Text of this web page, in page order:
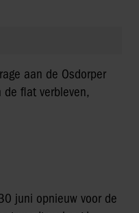
aan de Osdorper
de flat verbleven,
juni opnieuw voor de